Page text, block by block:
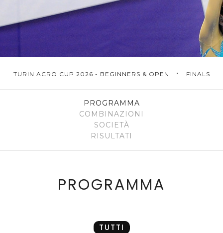
TURIN ACRO CUP 2026 - BEGINNERS & OPEN • FINALS
PROGRAMMA
COMBINAZIONI
SOCIETÀ
RISULTATI
PROGRAMMA
TUTTI